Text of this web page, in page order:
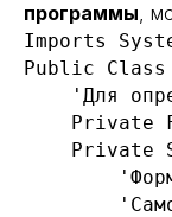
программы,
Imports
Public
'Для
Private
Private